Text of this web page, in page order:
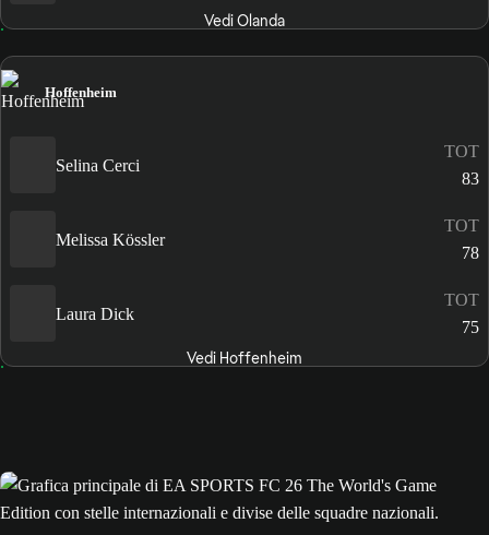
Vedi Olanda
Hoffenheim
Selina Cerci
TOT
83
Melissa Kössler
TOT
78
Laura Dick
TOT
75
Vedi Hoffenheim